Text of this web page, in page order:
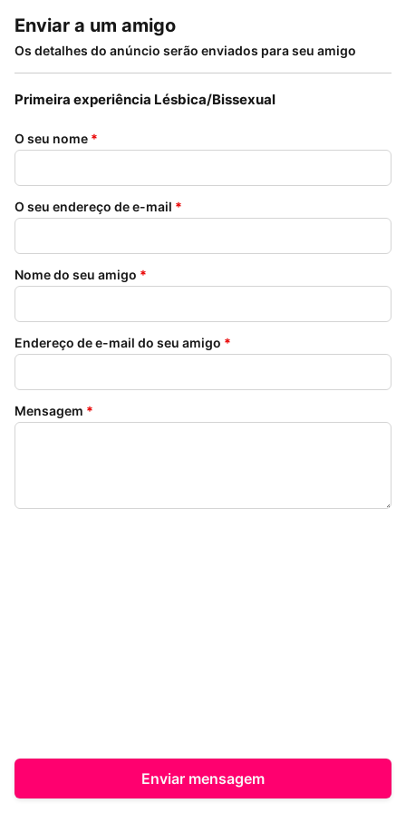
Enviar a um amigo
Os detalhes do anúncio serão enviados para seu amigo
Primeira experiência Lésbica/Bissexual
O seu nome *
O seu endereço de e-mail *
Nome do seu amigo *
Endereço de e-mail do seu amigo *
Mensagem *
Enviar mensagem